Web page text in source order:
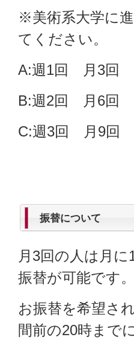
※美術系大学に
てください。
A:週1回 月3回
B:週2回 月6回
C:週3回 月9回
振替について
月3回の人は月
振替が可能です。
お振替を希望さ
間前の20時まで